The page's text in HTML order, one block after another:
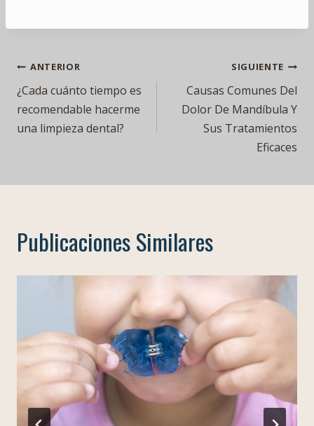
Navegación
de
entradas
ANTERIOR
¿Cada cuánto tiempo es
recomendable hacerme
una limpieza dental?
SIGUIENTE
Causas Comunes Del
Dolor De Mandíbula Y
Sus Tratamientos
Eficaces
Publicaciones Similares